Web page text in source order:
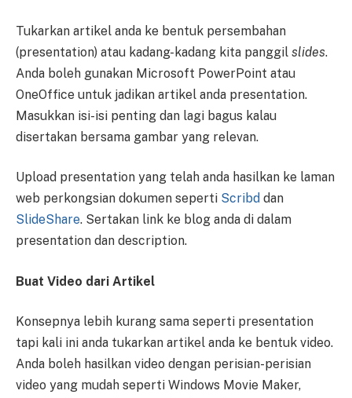
Tukarkan artikel anda ke bentuk persembahan
(presentation) atau kadang-kadang kita panggil slides.
Anda boleh gunakan Microsoft PowerPoint atau
OneOffice untuk jadikan artikel anda presentation.
Masukkan isi-isi penting dan lagi bagus kalau
disertakan bersama gambar yang relevan.
Upload presentation yang telah anda hasilkan ke laman
web perkongsian dokumen seperti Scribd dan
SlideShare. Sertakan link ke blog anda di dalam
presentation dan description.
Buat Video dari Artikel
Konsepnya lebih kurang sama seperti presentation
tapi kali ini anda tukarkan artikel anda ke bentuk video.
Anda boleh hasilkan video dengan perisian-perisian
video yang mudah seperti Windows Movie Maker,